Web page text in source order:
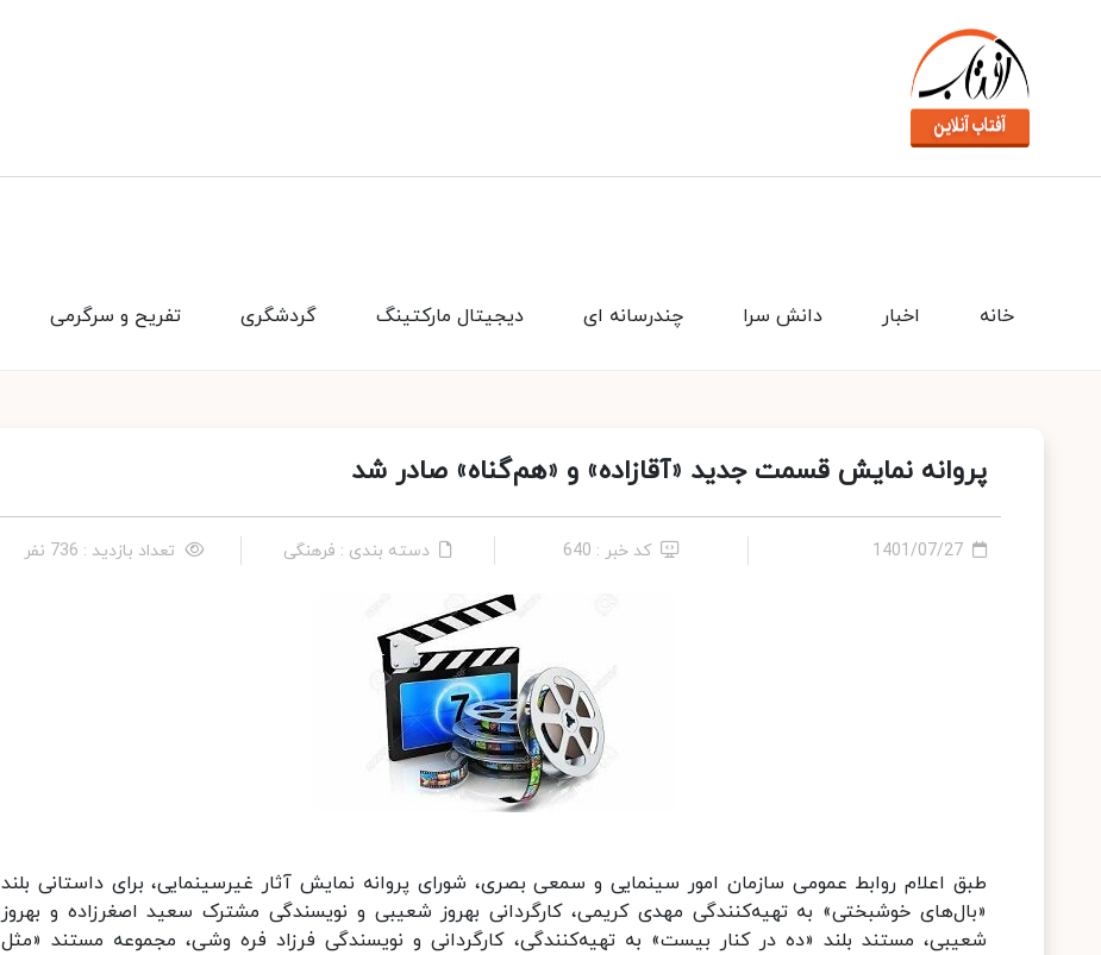
تفریح و سرگرمی گردشگری دیجیتال مارکتینگ چندرسانه ای دانش سرا اخبار خانه
پروانه نمایش قسمت جدید «آقازاده» و «هم‌گناه» صادر شد
1401/07/27 کد خبر : 640 دسته بندی : فرهنگی تعداد بازدید : 736 نفر
طبق اعلام روابط عمومی سازمان امور سینمایی و سمعی بصری، شورای پروانه نمایش آثار غیرسینمایی، برای داستانی بلند
«بال‌های خوشبختی» به تهیه‌کنندگی مهدی کریمی، کارگردانی بهروز شعیبی و نویسندگی مشترک سعید اصغرزاده و بهروز
شعیبی، مستند بلند «ده در کنار بیست» به تهیه‌کنندگی، کارگردانی و نویسندگی فرزاد فره وشی، مجموعه مستند «مثل